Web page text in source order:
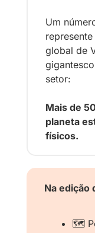
Um
global de
setor:
Mais de
planeta
físicos.
Na edição
🗺️